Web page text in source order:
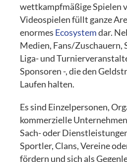
wettkampfmäßige Spielen
Videospielen füllt ganze
enormes Ecosystemdar.
Medien, Fans/Zuschauern,
Liga- und
Sponsoren -, die den
Laufen halten.
Es sind Einzelpersonen,
kommerzielle
Sach- oder
Sportler, Clans, Vereine
fördern und sich als